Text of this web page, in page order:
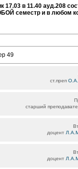
17.03 в 11.40 ауд.208
семестр и в любом
49
ст.преп
старший
доцент
доцент